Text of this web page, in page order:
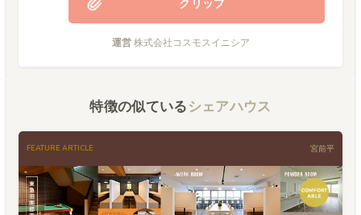
クリップ
運営 株式会社コスモスイニシア
特徴の似ている シェアハウス
FEATURE ARTICLE 宮前平